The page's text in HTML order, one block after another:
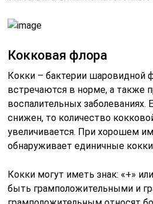
Кокковая флора
Кокки – бактерии шаровидной
встречаются в норме, а также
воспалительных заболеваниях.
снижен, то количество
увеличивается. При хорошем
обнаруживает единичные
Кокки могут иметь знак: «+»
быть грамположительными и